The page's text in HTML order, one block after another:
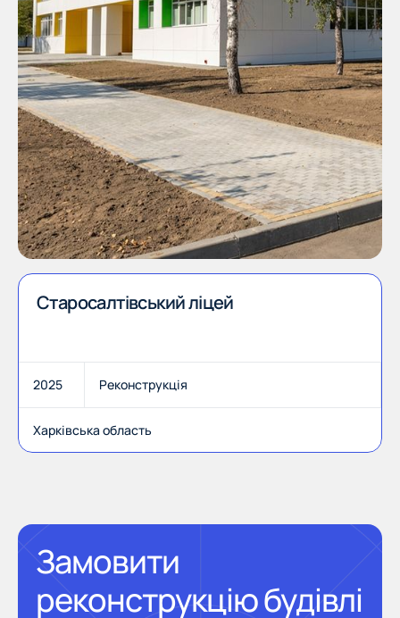
Старосалтівський ліцей
2025 Реконструкція
Харківська область
Замовити
реконструкцію будівлі